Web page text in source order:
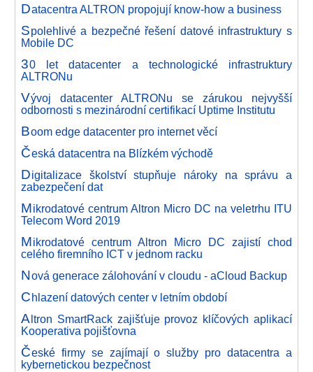
Datacentra ALTRON propojují know-how a business
Spolehlivé a bezpečné řešení datové infrastruktury s
Mobile DC
30 let datacenter a technologické infrastruktury
ALTRONu
Vývoj datacenter ALTRONu se zárukou nejvyšší
odbornosti s mezinárodní certifikací Uptime Institutu
Boom edge datacenter pro internet věcí
Česká datacentra na Blízkém východě
Digitalizace školství stupňuje nároky na správu a
zabezpečení dat
Mikrodatové centrum Altron Micro DC na veletrhu ITU
Telecom Word 2019
Mikrodatové centrum Altron Micro DC zajistí chod
celého firemního ICT v jednom racku
Nová generace zálohování v cloudu - aCloud Backup
C hlazení datových center v letním období
A ltron SmartRack zajišťuje provoz klíčových aplikací
Kooperativa pojišťovna
České firmy se zajímají o služby pro datacentra a
kybernetickou bezpečnost